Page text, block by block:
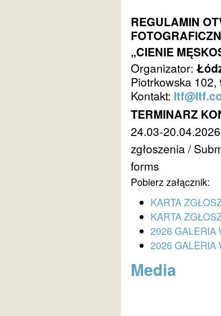
REGULAMIN
„CIENIE
Organizator:
Piotrkowska
Kontakt:
TERMINARZ
24.03-
zgłoszenia /
forms
Pobierz załącznik:
KARTA
KARTA
2026 GALERIA
2026 GALERIA
Media